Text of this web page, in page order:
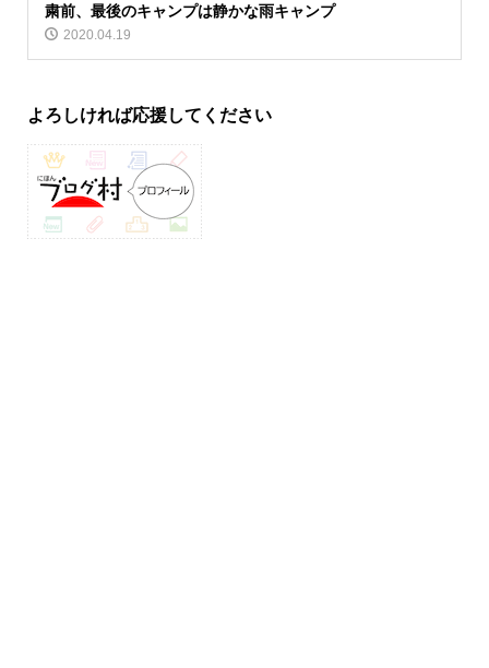
粛前、最後のキャンプは静かな雨キャンプ
2020.04.19
よろしければ応援してください